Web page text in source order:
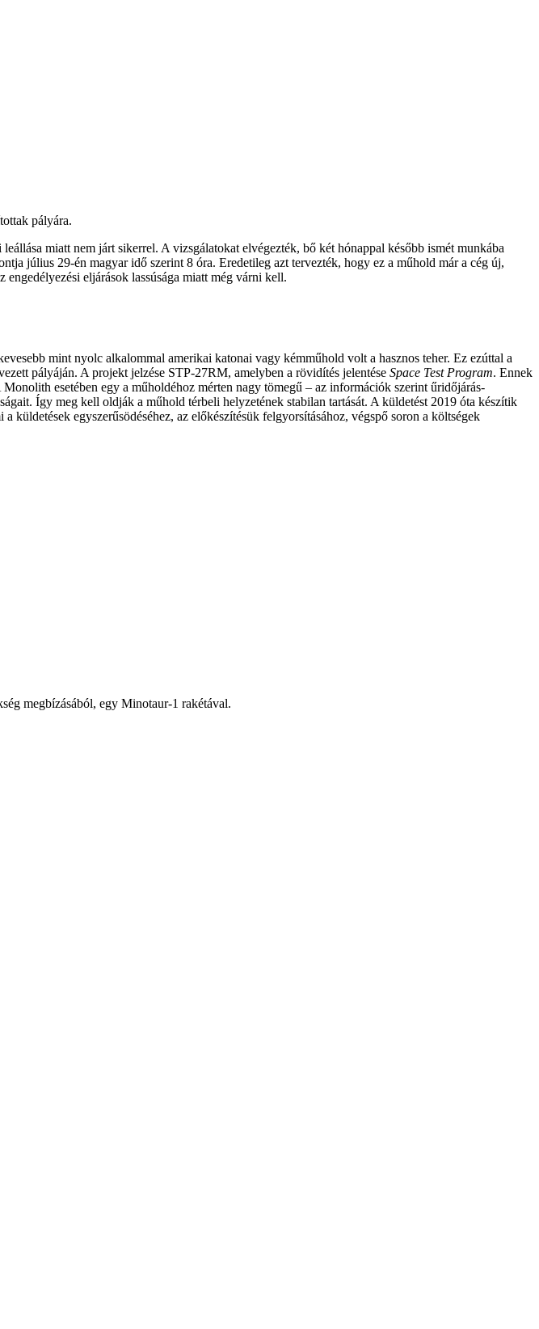
pályára.
miatt nem járt sikerrel. A vizsgálatokat elvégezték, bő két hónappal később ismét munkába
július 29-én magyar idő szerint 8 óra. Eredetileg azt tervezték, hogy ez a műhold már a cég új,
eljárások lassúsága miatt még várni kell.
mint nyolc alkalommal amerikai katonai vagy kémműhold volt a hasznos teher. Ez ezúttal a
pályáján. A projekt jelzése STP-27RM, amelyben a rövidítés jelentése Space Test Program. Ennek
esetében egy a műholdéhoz mérten nagy tömegű – az információk szerint űridőjárás-
Így meg kell oldják a műhold térbeli helyzetének stabilan tartását. A küldetést 2019 óta készítik
egyszerűsödéséhez, az előkészítésük felgyorsításához, végspő soron a költségek
megbízásából, egy Minotaur-1 rakétával.